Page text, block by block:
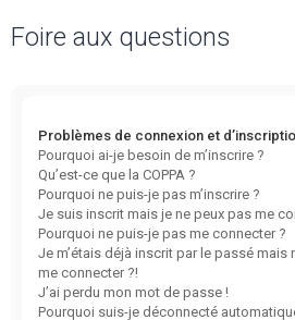
Foire aux questions
Problèmes de connexion et
Pourquoi ai-je besoin de m’inscrire ?
Qu’est-ce que la COPPA ?
Pourquoi ne puis-je pas m’inscrire ?
Je suis inscrit mais je ne peux pas me
Pourquoi ne puis-je pas me connecter ?
Je m’étais déjà inscrit par le passé mais
me connecter ?!
J’ai perdu mon mot de passe !
Pourquoi suis-je déconnecté